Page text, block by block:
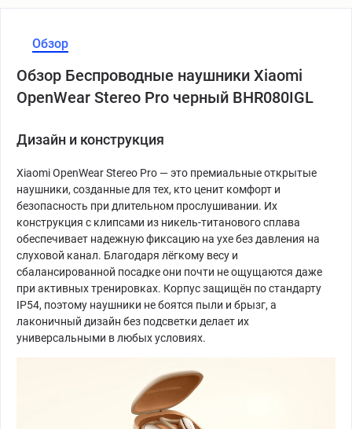
Обзор
Обзор Беспроводные наушники Xiaomi
OpenWear Stereo Pro черный BHR080IGL
Дизайн и конструкция
Xiaomi OpenWear Stereo Pro — это премиальные открытые
наушники, созданные для тех, кто ценит комфорт и
безопасность при длительном прослушивании. Их
конструкция с клипсами из никель-титанового сплава
обеспечивает надежную фиксацию на ухе без давления на
слуховой канал. Благодаря лёгкому весу и
сбалансированной посадке они почти не ощущаются даже
при активных тренировках. Корпус защищён по стандарту
IP54, поэтому наушники не боятся пыли и брызг, а
лаконичный дизайн без подсветки делает их
универсальными в любых условиях.